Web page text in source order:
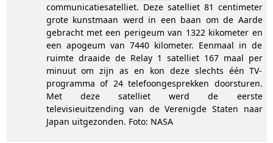
communicatiesatelliet. Deze satelliet 81 centimeter
grote kunstmaan werd in een baan om de Aarde
gebracht met een perigeum van 1322 kikometer en
een apogeum van 7440 kilometer. Eenmaal in de
ruimte draaide de Relay 1 satelliet 167 maal per
minuut om zijn as en kon deze slechts één TV-
programma of 24 telefoongesprekken doorsturen.
Met deze satelliet werd de eerste
televisieuitzending van de Verenigde Staten naar
Japan uitgezonden. Foto: NASA